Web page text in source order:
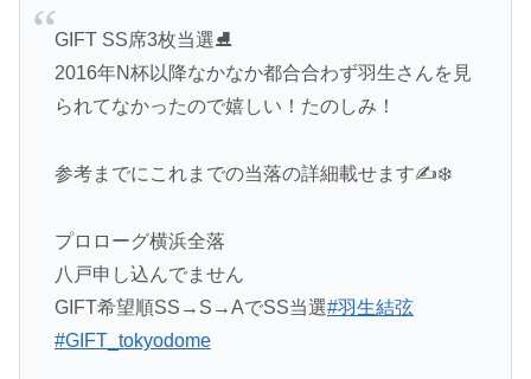
GIFT SS席3枚当選⛸
2016年N杯以降なかなか都合合わず羽生さんを見
られてなかったので嬉しい！たのしみ！
参考までにこれまでの当落の詳細載せます✍❄️
プロローグ横浜全落
八戸申し込んでません
GIFT希望順SS→S→AでSS当選#羽生結弦
#GIFT_tokyodome